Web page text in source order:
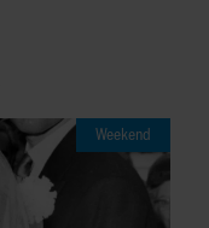
Weekend